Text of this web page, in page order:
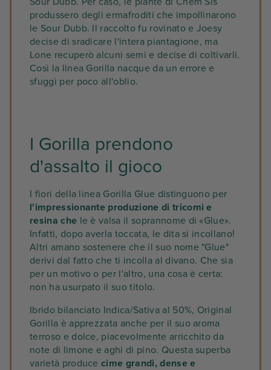
produssero degli ermafroditi che impollinarono
le Sour Dubb. Il raccolto fu rovinato e Joesy
decise di sradicare l'intera piantagione, ma
Lone recuperò alcuni semi e decise di coltivarli.
Così la linea Gorilla nacque da un errore e
sfuggì per poco all'oblio.
I Gorilla prendono
d'assalto il gioco
I fiori della linea Gorilla Glue distinguono per
l'impressionante produzione di tricomi e
resina che le è valsa il soprannome di «Glue».
Infatti, dopo averla toccata, le dita si incollano!
Altri amano sostenere che il suo nome "Glue"
derivi dal fatto che ti incolla al divano. Che sia
per un motivo o per l'altro, una cosa è certa:
non ha usurpato il suo titolo.
Ibrido bilanciato Indica/Sativa al 50%, Original
Gorilla è apprezzata anche per il suo aroma
terroso e dolce, piacevolmente arricchito da
note di limone e aghi di pino. Questa superba
varietà producecime grandi, dense e